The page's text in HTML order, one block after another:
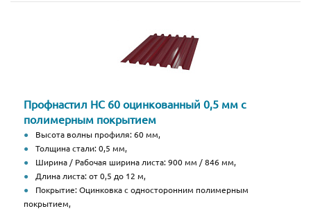
Профнастил НС 60 оцинкованный 0,5 мм с
полимерным покрытием
Высота волны профиля: 60 мм,
Толщина стали: 0,5 мм,
Ширина / Рабочая ширина листа: 900 мм / 846 мм,
Длина листа: от 0,5 до 12 м,
Покрытие: Оцинковка с односторонним полимерным
покрытием,